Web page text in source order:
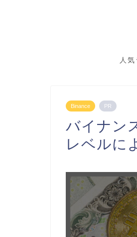
人
Binance PR
バイナン
レベルに